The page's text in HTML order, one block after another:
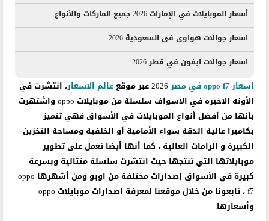
أسعار الموبايلات في الإمارات 2026 جميع الماركات والأنواع
اسعار جوالات هواوى فى السعودية 2026
اسعار جوالات ايفون في قطر 2026
اسعار oppo f7 في مصر 2026 عبر موقع عالم الاسعار، انتشرت في
الأونه الاخيره في الاسواف سلسلة من موبايلات oppo واشتهرت
بأنها من أفضل أنواع الموبايلات في الأسواق فهي تتميز
بكاميرا عالية الدقة سواء الأمامية أو الخلفية ومساحة التخزين
الكبيرة و الرامات العالية ، كما أنها أيضا تعمل على تطوير
موبايلاتها التي تنتجها حيث انتشرت سلسلة متتالية وبسرعة
كبيرة في الأسواق إصدارات مختلفة من اوبو
ومن أشهرها oppo
f7 ، تابعونا من خلال موقعنا لمعرفة اصدارات موبايلات oppo
وأسعارها.